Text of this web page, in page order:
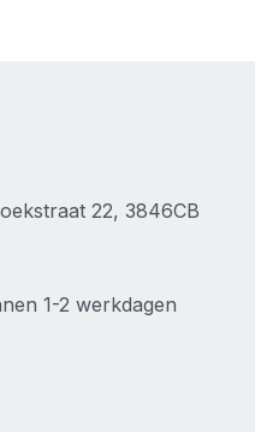
22, 3846CB
1-2 werkdagen